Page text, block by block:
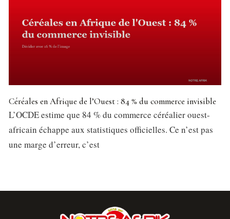
Céréales en Afrique de l’Ouest : 84 % du commerce invisible
L’OCDE estime que 84 % du commerce céréalier ouest-
africain échappe aux statistiques officielles. Ce n’est pas
une marge d’erreur, c’est